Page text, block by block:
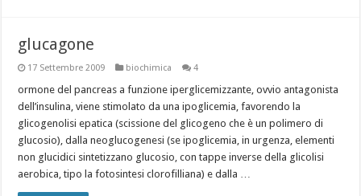
glucagone
17 Settembre 2009 biochimica 4
ormone del pancreas a funzione iperglicemizzante, ovvio antagonista
dell’insulina, viene stimolato da una ipoglicemia, favorendo la
glicogenolisi epatica (scissione del glicogeno che è un polimero di
glucosio), dalla neoglucogenesi (se ipoglicemia, in urgenza, elementi
non glucidici sintetizzano glucosio, con tappe inverse della glicolisi
aerobica, tipo la fotosintesi clorofilliana) e dalla …